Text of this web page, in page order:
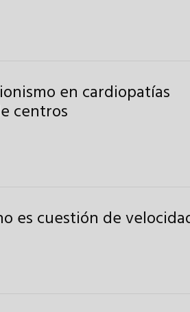
en cardiopatías
centros
es cuestión de